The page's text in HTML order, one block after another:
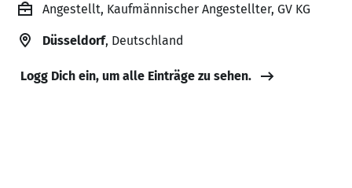
Angestellt, Kaufmännischer Angestellter, GV KG
Düsseldorf, Deutschland
Logg Dich ein, um alle Einträge zu sehen.